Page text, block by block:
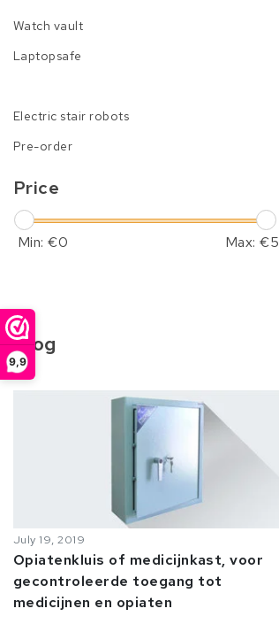
9,9
Watch vault
Laptopsafe
Electric stair robots
Pre-order
Price
Min: €0 Max: €5
Blog
July 19, 2019
Opiatenkluis of medicijnkast, voor
gecontroleerde toegang tot
medicijnen en opiaten